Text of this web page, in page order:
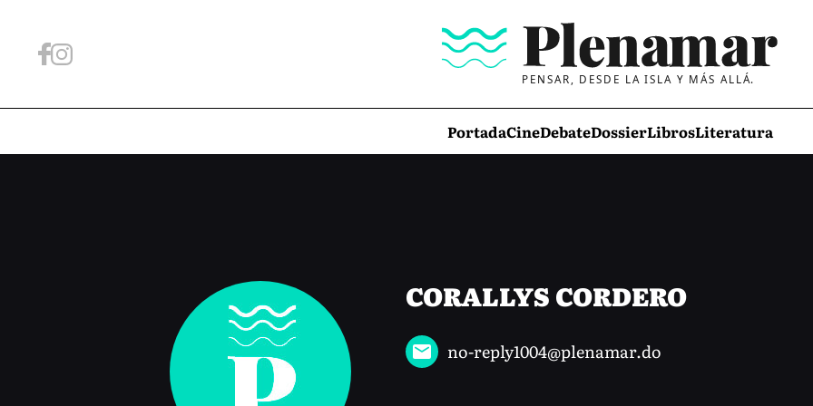
PENSAR, DESDE LA ISLA Y MÁS ALLÁ.
PortadaCineDebateDossierLibrosLiteratura
CORALLYS CORDERO
no-reply1004@plenamar.do